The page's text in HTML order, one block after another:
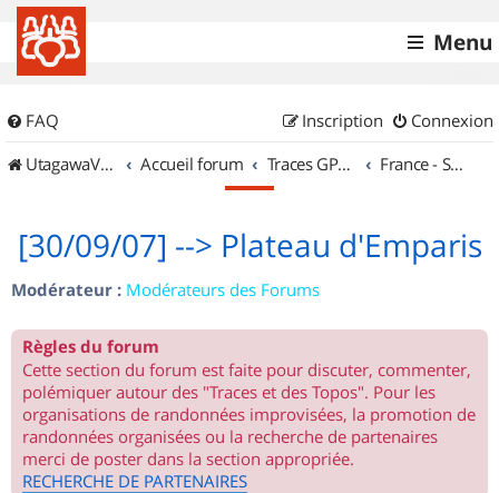
Menu
FAQ Connexion
Inscription
UtagawaVTT (Randos VTT et VTTAE avec traces GPS)
Accueil forum Traces GPS de randos VTT France - Sud Est
[30/09/07] --> Plateau d'Emparis
Modérateur : Modérateurs des Forums
Règles du forum
Cette section du forum est faite pour discuter, commenter,
polémiquer autour des "Traces et des Topos". Pour les
organisations de randonnées improvisées, la promotion de
randonnées organisées ou la recherche de partenaires
merci de poster dans la section appropriée.
RECHERCHE DE PARTENAIRES